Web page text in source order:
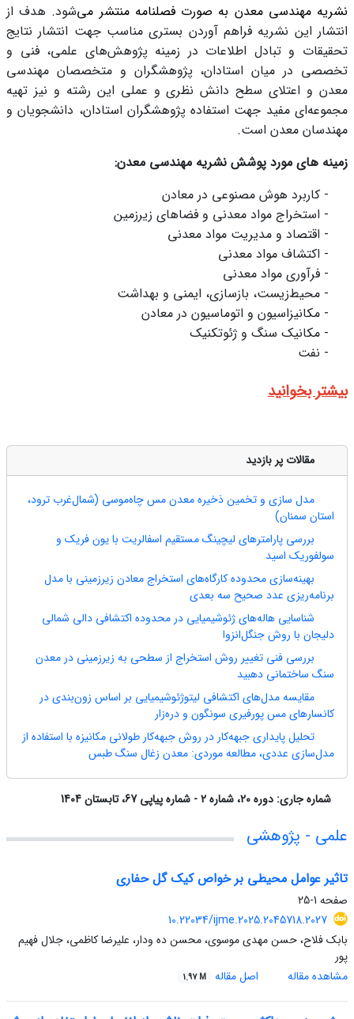
نشریه مهندسی معدن به صورت فصلنامه منتشر میشود. هدف از
انتشار این نشریه فراهم آوردن بستری مناسب جهت انتشار نتایج
تحقیقات و تبادل اطلاعات در زمینه پژوهشهای علمی، فنی و
تخصصی در میان استادان، پژوهشگران و متخصصان مهندسی
معدن و اعتلای سطح دانش نظری و عملی این رشته و نیز تهیه
مجموعهای مفید جهت استفاده پژوهشگران استادان، دانشجویان و
مهندسان معدن است.
زمینه های مورد پوشش نشریه مهندسی معدن:
- کاربرد هوش مصنوعی در معادن
- استخراج مواد معدنی و فضاهای زیرزمین
- اقتصاد و مدیریت مواد معدنی
- اکتشاف مواد معدنی
- فرآوری مواد معدنی
- محیطزیست، بازسازی، ایمنی و بهداشت
- مکانیزاسیون و اتوماسیون در معادن
- مکانیک سنگ و ژئوتکنیک
- نفت
بیشتر بخوانید
مقالات پر بازدید
مدل سازی و تخمین ذخیره معدن مس چاه‎‌‌‌‌‌‌موسی (شمال‎‌‌‌‌‌‌غرب ترود،
استان سمنان)
بررسی پارامترهای لیچینگ مستقیم اسفالریت با یون فریک و
سولفوریک اسید
بهینه‌سازی محدوده کارگاه‌های استخراج معادن زیرزمینی با مدل
برنامه‌ریزی عدد صحیح سه بعدی
شناسایی هاله‌های ژئوشیمیایی در محدوده اکتشافی دالی شمالی
دلیجان با روش جنگل‌انزوا
بررسی فنی تغییر روش استخراج از سطحی به زیرزمینی در معدن
سنگ ساختمانی دهبید
مقایسه مدل‌های اکتشافی لیتوژئوشیمیایی بر اساس زون‌بندی در
کانسار‌های مس پورفیری سونگون و دره‌زار
تحلیل پایداری جبهه‌کار در روش جبهه‌کار طولانی مکانیزه با استفاده از
مدل‌سازی عددی، مطالعه موردی: معدن زغال سنگ طبس
شماره جاری:دوره 20، شماره 2 - شماره پیاپی 67، تابستان 1404
علمی - پژوهشی
تاثیر عوامل محیطی بر خواص کیک گل حفاری
صفحه 1-25
10.22034/ijme.2025.2045718.2027
بابک فلاح، حسن مهدی موسوی، محسن ده ودار، علیرضا کاظمی، جلال فهیم
پور
مشاهده مقاله
اصل مقاله 1.97 M